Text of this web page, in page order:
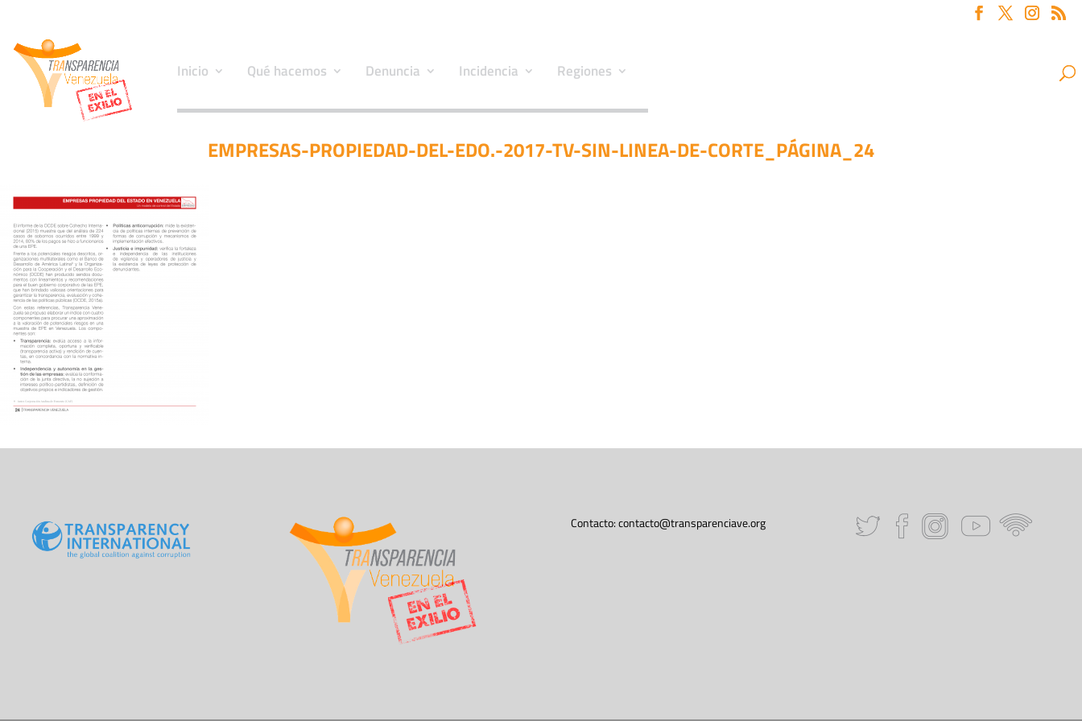
Inicio Qué hacemos Denuncia Incidencia Regiones
EMPRESAS-PROPIEDAD-DEL-EDO.-2017-TV-SIN-LINEA-DE-CORTE_PÁGINA_24
Contacto:contacto@transparenciave.org